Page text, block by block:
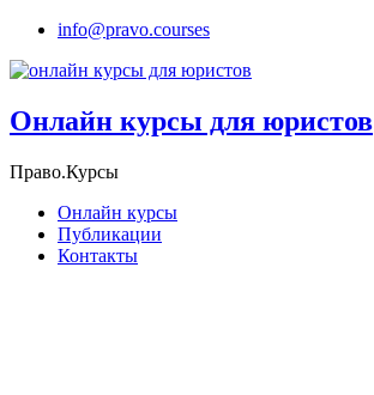
info@pravo.courses
Онлайн курсы для юристов
Право.Курсы
Онлайн курсы
Публикации
Контакты